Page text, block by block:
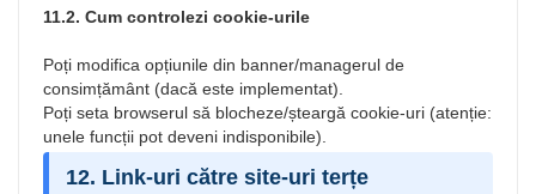
11.2. Cum controlezi cookie-urile
Poți modifica opțiunile din banner/managerul de
consimțământ (dacă este implementat).
Poți seta browserul să blocheze/șteargă cookie-uri (atenție:
unele funcții pot deveni indisponibile).
12. Link-uri către site-uri terțe